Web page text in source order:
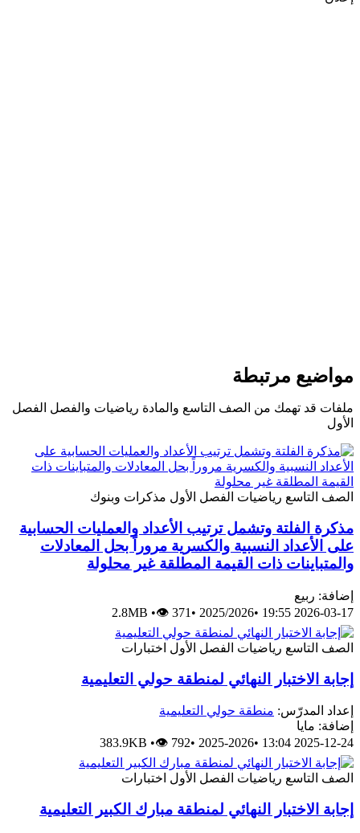
مواضيع مرتبطة
ملفات قد تهمك من الصف التاسع والمادة رياضيات والفصل الفصل
الأول
الصف التاسع رياضيات الفصل الأول مذكرات وبنوك
مذكرة الفلتة وتشمل ترتيب الأعداد والعمليات الحسابية
على الأعداد النسبية والكسرية مروراً بحل المعادلات
والمتباينات ذات القيمة المطلقة غير محلولة
إضافة: ربيع
2026-03-17 19:55
•
2025/2026
•
2.8MB •👁 371
الصف التاسع رياضيات الفصل الأول اختبارات
إجابة الاختبار النهائي لمنطقة حولي التعليمية
إعداد المدرّس: منطقة حولي التعليمية
إضافة: مايا
2025-12-24 13:04
•
2025-2026
•
383.9KB •👁 792
الصف التاسع رياضيات الفصل الأول اختبارات
إجابة الاختبار النهائي لمنطقة مبارك الكبير التعليمية